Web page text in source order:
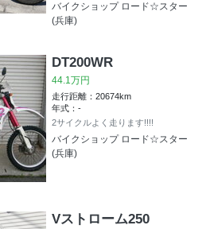
バイクショップ ロード☆スター
(兵庫)
DT200WR
44.1万円
走行距離：20674km
年式：-
2サイクルよく走ります!!!!
バイクショップ ロード☆スター
(兵庫)
Vストローム250